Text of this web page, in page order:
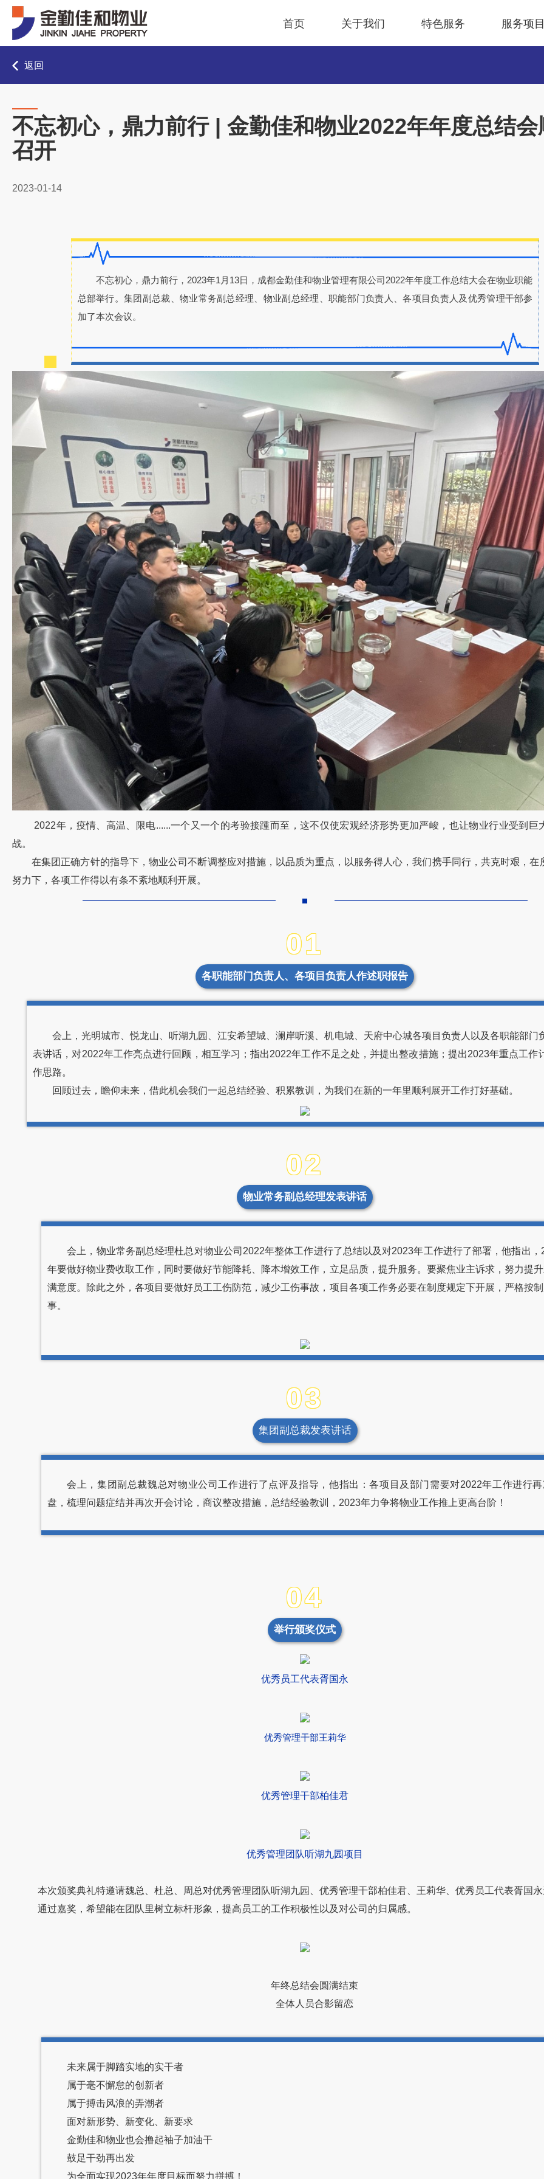
首页 关于我们 特色服务 服务项
返回
不忘初心，鼎力前行 | 金勤佳和物业2022年年度总结会
召开
2023-01-14
不忘初心，鼎力前行，2023年1月13日，成都金勤佳和物业管理有限公司2022年年度工作总结大会在物业职能
总部举行。集团副总裁、物业常务副总经理、物业副总经理、职能部门负责人、各项目负责人及优秀管理干部参
加了本次会议。
2022年，疫情、高温、限电......一个又一个的考验接踵而至，这不仅使宏观经济形势更加严峻，也让物业行业受到巨
战。
在集团正确方针的指导下，物业公司不断调整应对措施，以品质为重点，以服务得人心，我们携手同行，共克时艰，在
努力下，各项工作得以有条不紊地顺利开展。
01
各职能部门负责人、各项目负责人作述职报告
会上，光明城市、悦龙山、听湖九园、江安希望城、澜岸听溪、机电城、天府中心城各项目负责人以及各职能部门
表讲话，对2022年工作亮点进行回顾，相互学习；指出2022年工作不足之处，并提出整改措施；提出2023年重点工作
作思路。
回顾过去，瞻仰未来，借此机会我们一起总结经验、积累教训，为我们在新的一年里顺利展开工作打好基础。
02
物业常务副总经理发表讲话
会上，物业常务副总经理杜总对物业公司2022年整体工作进行了总结以及对2023年工作进行了部署，他指出，
年要做好物业费收取工作，同时要做好节能降耗、降本增效工作，立足品质，提升服务。要聚焦业主诉求，努力提
满意度。除此之外，各项目要做好员工工伤防范，减少工伤事故，项目各项工作务必要在制度规定下开展，严格按
事。
03
集团副总裁发表讲话
会上，集团副总裁魏总对物业公司工作进行了点评及指导，他指出：各项目及部门需要对2022年工作进行
盘，梳理问题症结并再次开会讨论，商议整改措施，总结经验教训，2023年力争将物业工作推上更高台阶！
04
举行颁奖仪式
优秀员工代表胥国永
优秀管理干部王莉华
优秀管理干部柏佳君
优秀管理团队听湖九园项目
本次颁奖典礼特邀请魏总、杜总、周总对优秀管理团队听湖九园、优秀管理干部柏佳君、王莉华、优秀员工代表胥国
通过嘉奖，希望能在团队里树立标杆形象，提高员工的工作积极性以及对公司的归属感。
年终总结会圆满结束
全体人员合影留恋
未来属于脚踏实地的实干者
属于毫不懈怠的创新者
属于搏击风浪的弄潮者
面对新形势、新变化、新要求
金勤佳和物业也会撸起袖子加油干
鼓足干劲再出发
为全面实现2023年年度目标而努力拼搏！